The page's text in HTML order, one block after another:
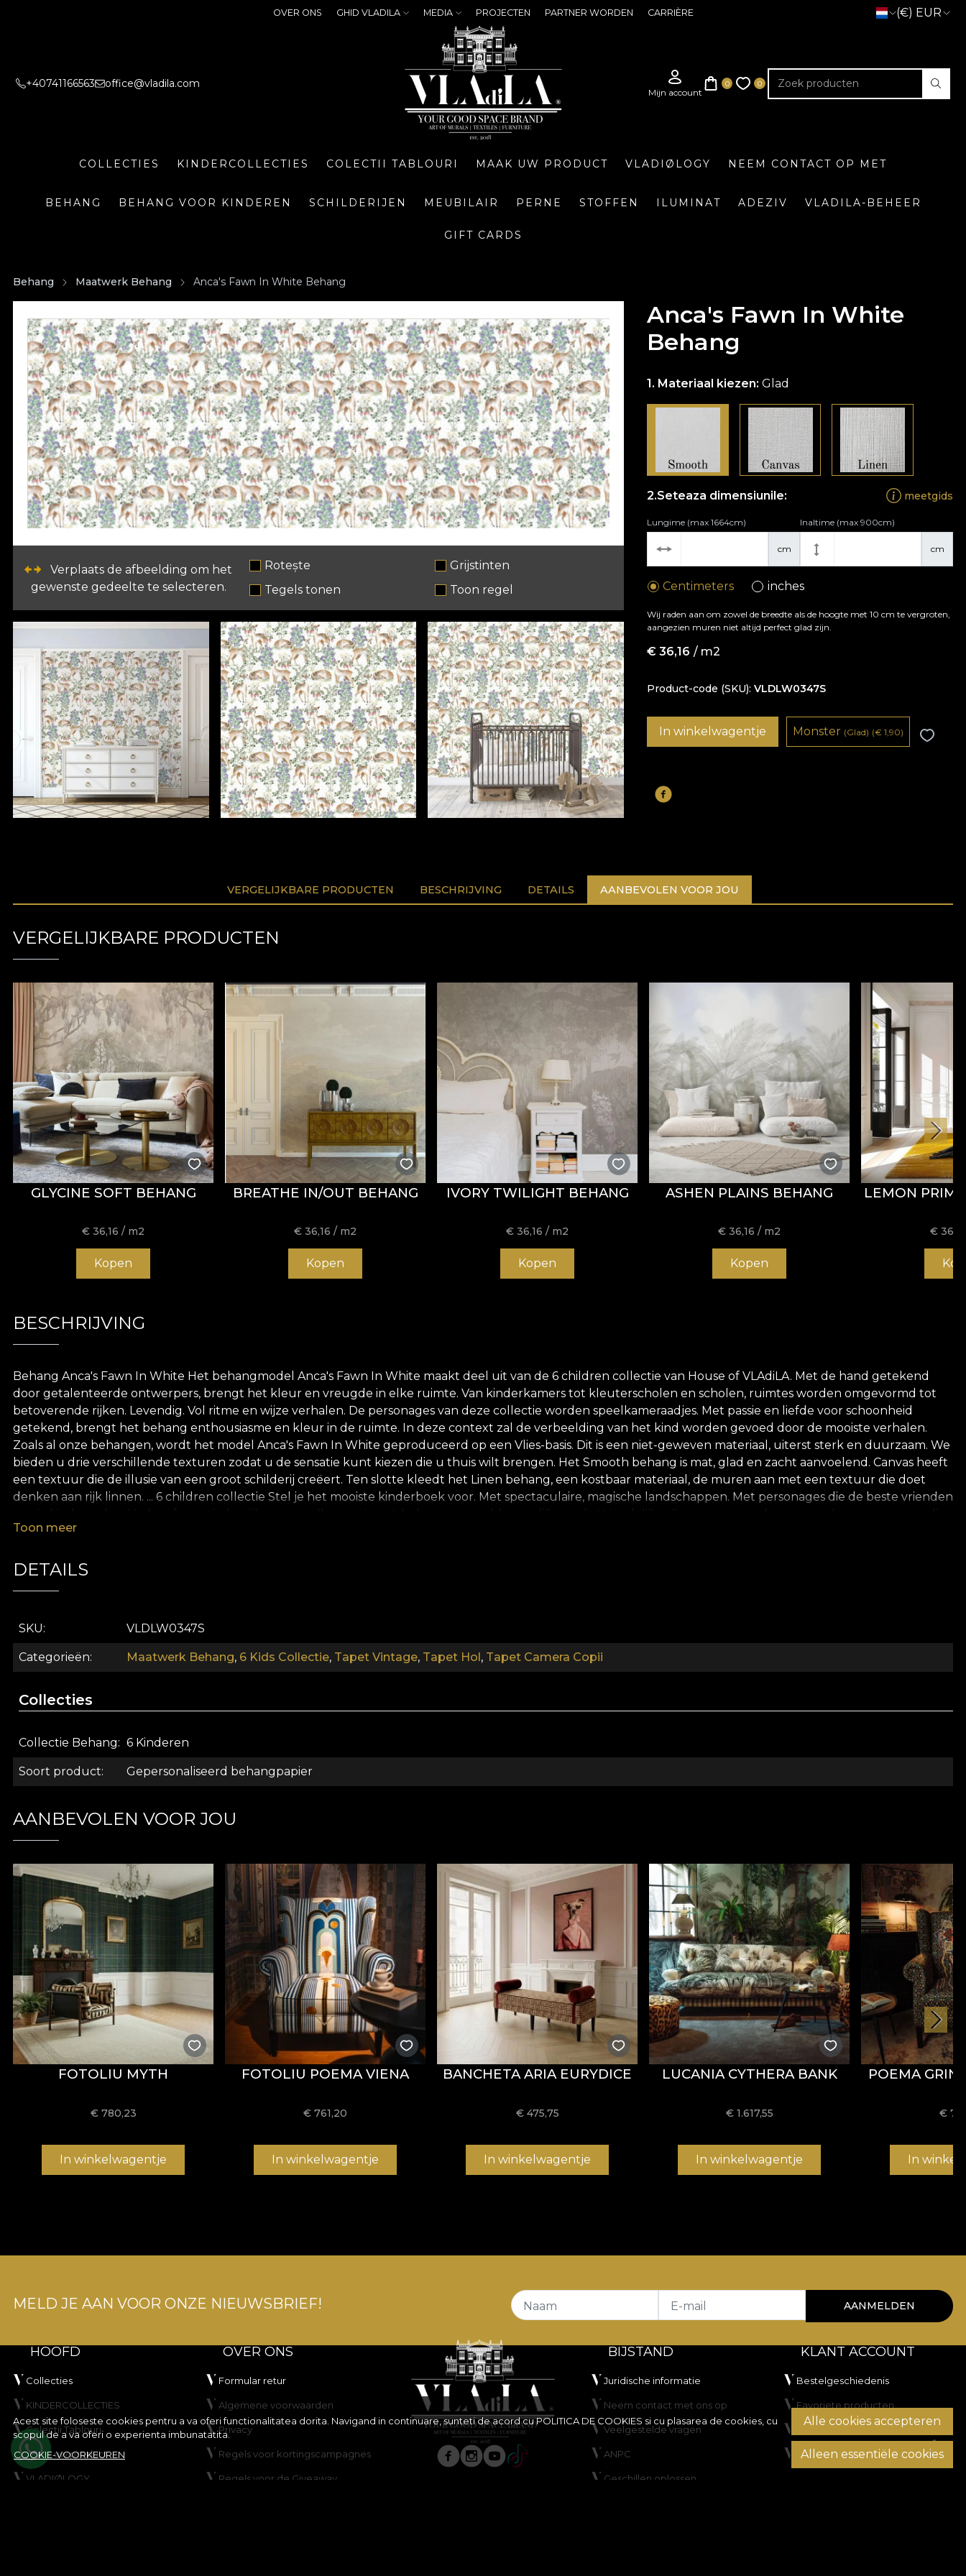
OVER ONS GHID VLADILA MEDIA PROJECTEN PARTNER WORDEN CARRIÈRE (€) EUR
+40741166563 office@vladila.com
COLLECTIES KINDERCOLLECTIES COLECTII TABLOURI MAAK UW PRODUCT VLADIØLOGY NEEM CONTACT OP MET
BEHANG BEHANG VOOR KINDEREN SCHILDERIJEN MEUBILAIR PERNE STOFFEN ILUMINAT ADEZIV VLADILA-BEHEER
GIFT CARDS
Behang Maatwerk Behang Anca's Fawn In White Behang
Verplaats de afbeelding om het
gewenste gedeelte te selecteren.
Rotește
Grijstinten
Tegels tonen
Toon regel
Anca's Fawn In White
Behang
Materiaal kiezen:Glad
Seteaza dimensiunile: meetgids
cm
Lungime (max 1664cm)
cm
Inaltime (max 900cm)
Centimeters inches
Wij raden aan om zowel de breedte als de hoogte met 10 cm te vergroten,
aangezien muren niet altijd perfect glad zijn.
€36,16 / m2
Product-code (SKU) VLDLW0347S
In winkelwagentje Monster (Glad) (€1,90)
VERGELIJKBARE PRODUCTEN BESCHRIJVING DETAILS AANBEVOLEN VOOR JOU
VERGELIJKBARE PRODUCTEN
GLYCINE SOFT BEHANG
€36,16 / m2
Kopen
BREATHE IN/OUT BEHANG
€36,16 / m2
Kopen
IVORY TWILIGHT BEHANG
€36,16 / m2
Kopen
ASHEN PLAINS BEHANG
€36,16 / m2
Kopen
LEMON
€
BESCHRIJVING
Behang Anca's Fawn In White Het behangmodel Anca's Fawn In White maakt deel uit van de 6 children collectie van House of VLAdiLA. Met de hand getekend
door getalenteerde ontwerpers, brengt het kleur en vreugde in elke ruimte. Van kinderkamers tot kleuterscholen en scholen, ruimtes worden omgevormd tot
betoverende rijken. Levendig. Vol ritme en wijze verhalen. De personages van deze collectie worden speelkameraadjes. Met passie en liefde voor schoonheid
getekend, brengt het behang enthousiasme en kleur in de ruimte. In deze context zal de verbeelding van het kind worden gevoed door de mooiste verhalen.
Zoals al onze behangen, wordt het model Anca's Fawn In White geproduceerd op een Vlies-basis. Dit is een niet-geweven materiaal, uiterst sterk en duurzaam. We
bieden u drie verschillende texturen zodat u de sensatie kunt kiezen die u thuis wilt brengen. Het Smooth behang is mat, glad en zacht aanvoelend. Canvas heeft
een textuur die de illusie van een groot schilderij creëert. Ten slotte kleedt het Linen behang, een kostbaar materiaal, de muren aan met een textuur die doet
denken aan rijk linnen. ... 6 children collectie Stel je het mooiste kinderboek voor. Met spectaculaire, magische landschappen. Met personages die de beste vrienden
zwemmen. Dieren uit de savanne, die over de kleintjes waken. Kleine en harige bosvrienden, die graag tevoorschijn komen en spelen. Al deze personages zijn
behangen gemaakt van natuurlijke, ecologische en biologisch afbreekbare materialen. **House of VLAdiLA raadt aan om zijn eigen lijm te gebruiken voor het
Toon meer
DETAILS
SKU VLDLW0347S
Categorieën Maatwerk Behang, 6 Kids Collectie, Tapet Vintage, Tapet Hol , Tapet Camera Copii
Collecties
Collectie Behang 6 Kinderen
Soort product Gepersonaliseerd behangpapier
AANBEVOLEN VOOR JOU
FOTOLIU MYTH
€ 780,23
In winkelwagentje
FOTOLIU POEMA VIENA
€761,20
In winkelwagentje
BANCHETA ARIA EURYDICE
€ 475,75
In winkelwagentje
LUCANIA CYTHERA BANK
€ 1.617,55
In winkelwagentje
POEMA
€
In
Acest site foloseste cookies pentru a va oferi functionalitatea dorita. Navigand in continuare, sunteti de acord cuPOLITICA DE COOKIES si cu plasarea de cookies, cu
scopul de a va oferi o experienta imbunatatita.
COOKIE-VOORKEUREN
Alle cookies accepteren
Alleen essentiële cookies
MELD JE AAN VOOR ONZE NIEUWSBRIEF! Naam E-mail AANMELDEN
HOOFD
Collecties
KINDERCOLLECTIES
Colectii Tablouri
Maak uw product
VLADIØLOGY
OVER ONS
Formular retur
Algemene voorwaarden
Privacy
Regels voor kortingscampagnes
Regels voor de Giveaway
BIJSTAND
Juridische informatie
Neem contact met ons op
Veelgestelde vragen
ANPC
Geschillen oplossen
KLANT ACCOUNT
Bestelgeschiedenis
Favoriete producten
Transport en retourzendingen